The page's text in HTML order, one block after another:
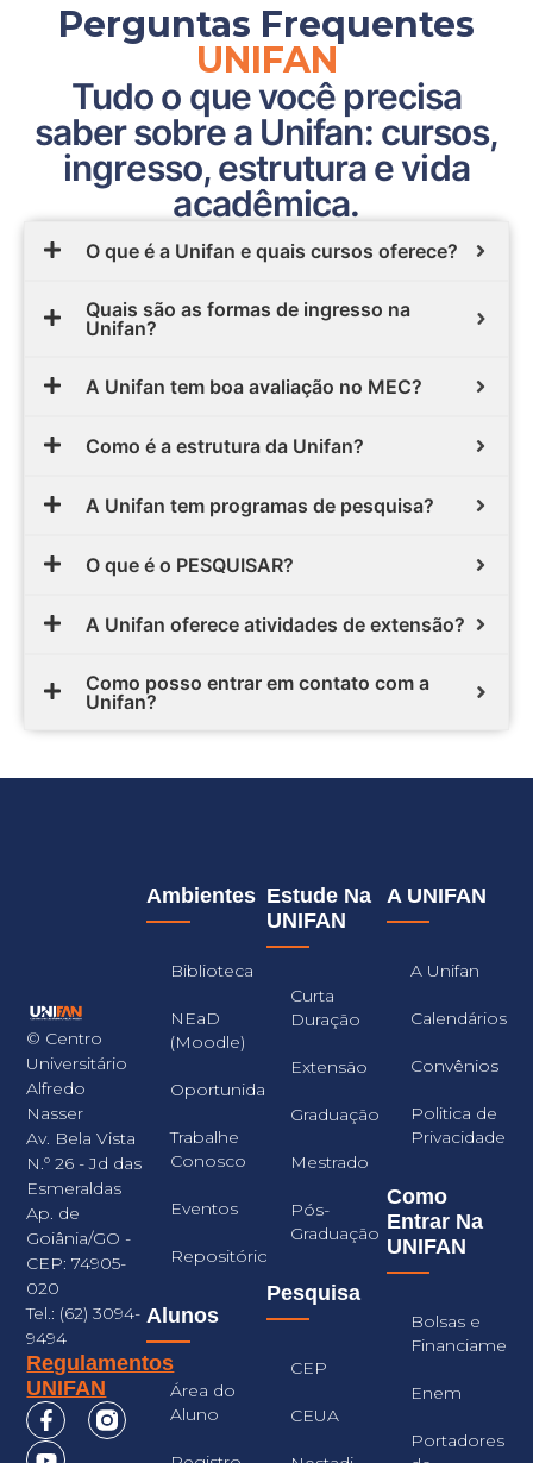
Perguntas Frequentes
UNIFAN
Tudo o que você precisa
saber sobre a Unifan: cursos,
ingresso, estrutura e vida
acadêmica.
O que é a Unifan e quais cursos oferece?
Quais são as formas de ingresso na
Unifan?
A Unifan tem boa avaliação no MEC?
Como é a estrutura da Unifan?
A Unifan tem programas de pesquisa?
O que é o PESQUISAR?
A Unifan oferece atividades de extensão?
Como posso entrar em contato com a
Unifan?
© Centro
Universitário
Alfredo
Nasser
Av. Bela Vista
N.º 26 - Jd das
Esmeraldas
Ap. de
Goiânia/GO -
CEP: 74905-
020
Tel.: (62) 3094-
9494
Regulamentos
UNIFAN
A UNIFAN
A Unifan
Calendários
Convênios
Politica de
Privacidade
Como
Entrar Na
UNIFAN
Bolsas e
Enem
Portadores
Estude Na
UNIFAN
Curta
Duração
Extensão
Graduação
Mestrado
Pós-
Graduação
Pesquisa
CEP
CEUA
Ambientes
Biblioteca
NEaD
(Moodle)
Oportunidades
Trabalhe
Conosco
Eventos
Repositório
Alunos
Área do
Aluno